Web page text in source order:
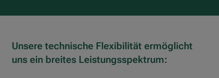
Unsere technische Flexibilität ermöglicht
uns ein breites Leistungsspektrum: